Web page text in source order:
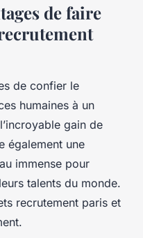
de faire
de confier le
humaines à un
gain de
également une
immense pour
talents du monde.
recrutement paris et